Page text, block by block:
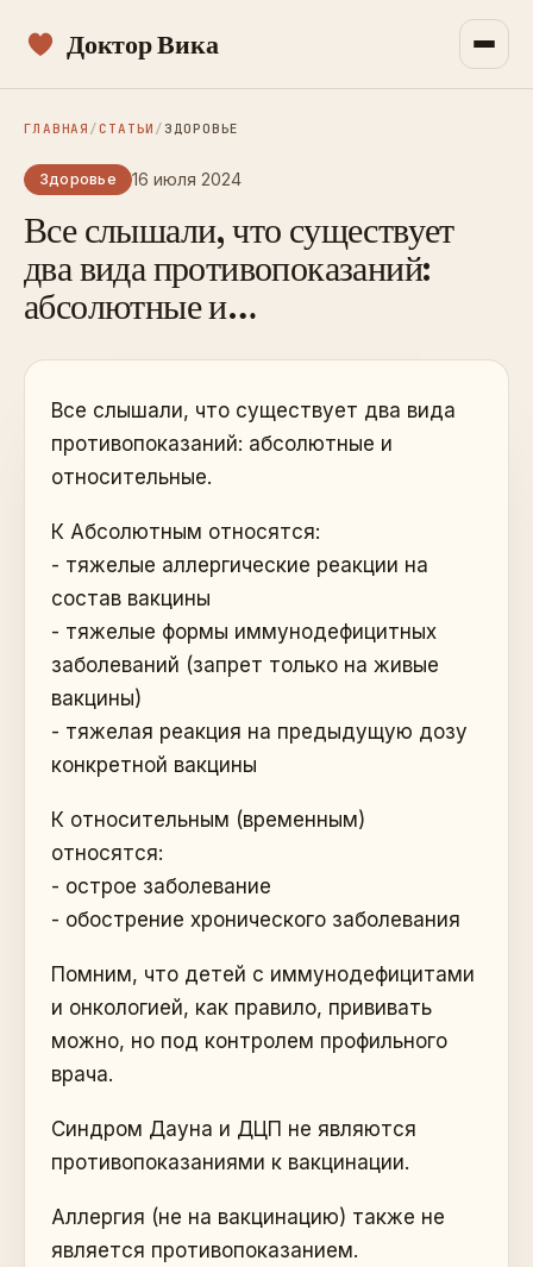
Доктор Вика
ГЛАВНАЯ /СТАТЬИ / ЗДОРОВЬЕ
Здоровье 16 июля 2024
Все слышали, что существует
два вида противопоказаний:
абсолютные и…
Все слышали, что существует два вида
противопоказаний: абсолютные и
относительные.
К Абсолютным относятся:
- тяжелые аллергические реакции на
состав вакцины
- тяжелые формы иммунодефицитных
заболеваний (запрет только на живые
вакцины)
- тяжелая реакция на предыдущую дозу
конкретной вакцины
К относительным (временным)
относятся:
- острое заболевание
- обострение хронического заболевания
Помним, что детей с иммунодефицитами
и онкологией, как правило, прививать
можно, но под контролем профильного
врача.
Синдром Дауна и ДЦП не являются
противопоказаниями к вакцинации.
Аллергия (не на вакцинацию) также не
является противопоказанием.